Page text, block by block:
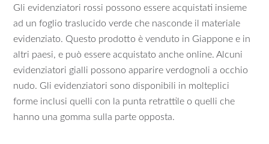
Gli evidenziatori rossi possono essere acquistati insieme
ad un foglio traslucido verde che nasconde il materiale
evidenziato. Questo prodotto è venduto in Giappone e in
altri paesi, e può essere acquistato anche online. Alcuni
evidenziatori gialli possono apparire verdognoli a occhio
nudo. Gli evidenziatori sono disponibili in molteplici
forme inclusi quelli con la punta retrattile o quelli che
hanno una gomma sulla parte opposta.